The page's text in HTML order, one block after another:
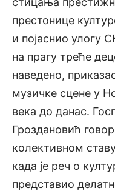
престонице
и појаснио улогу
на прагу треће
наведено,
музичке сцене у
века до данас.
Гроздановић
колективном
када је реч о
представио